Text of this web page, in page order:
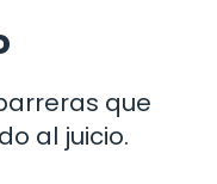
que
al juicio.